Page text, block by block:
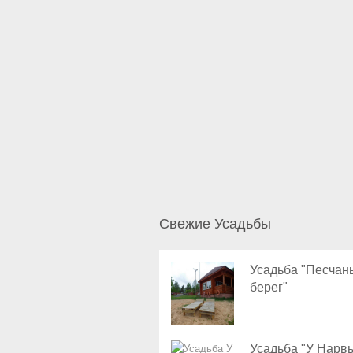
Свежие Усадьбы
Усадьба
берег"
Усадьба "У